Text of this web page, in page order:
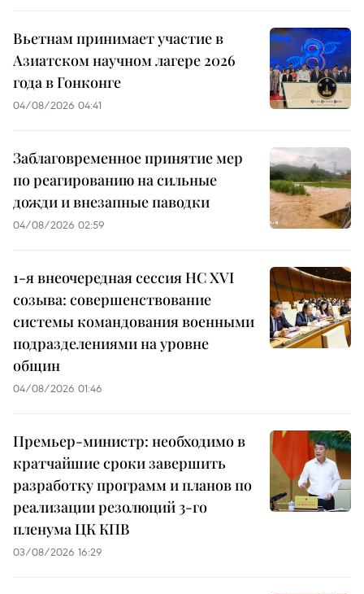
Вьетнам принимает участие в
Азиатском научном лагере 2026
года в Гонконге
04/08/2026 04:41
Заблаговременное принятие мер
по реагированию на сильные
дожди и внезапные паводки
04/08/2026 02:59
1-я внеочередная сессия НС XVI
созыва: совершенствование
системы командования военными
подразделениями на уровне
общин
04/08/2026 01:46
Премьер-министр: необходимо в
кратчайшие сроки завершить
разработку программ и планов по
реализации резолюций 3-го
пленума ЦК КПВ
03/08/2026 16:29